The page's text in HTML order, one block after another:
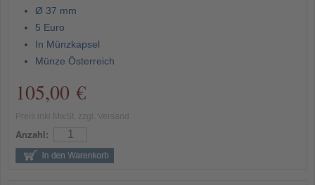
Ø 37 mm
5 Euro
In Münzkapsel
Münze Österreich
105,00 €
Anzahl: